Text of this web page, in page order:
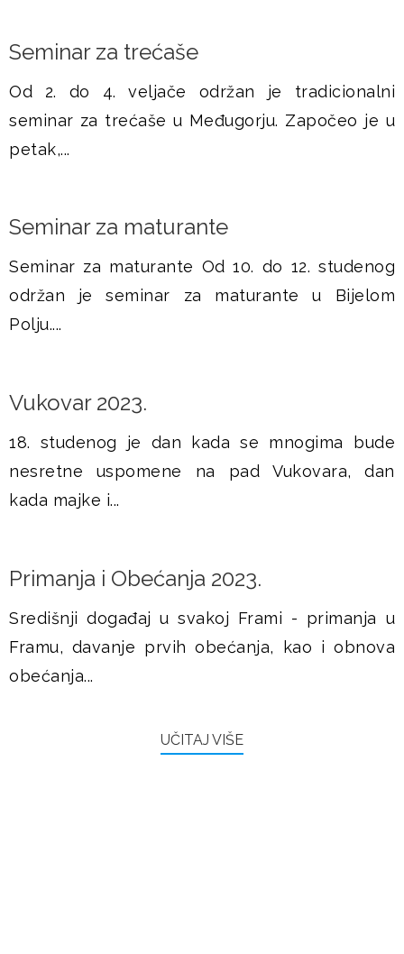
Seminar za trećaše
Od 2. do 4. veljače održan je tradicionalni
seminar za trećaše u Međugorju. Započeo je u
petak,...
Seminar za maturante
Seminar za maturante Od 10. do 12. studenog
održan je seminar za maturante u Bijelom
Polju....
Vukovar 2023.
18. studenog je dan kada se mnogima bude
nesretne uspomene na pad Vukovara, dan
kada majke i...
Primanja i Obećanja 2023.
Središnji događaj u svakoj Frami - primanja u
Framu, davanje prvih obećanja, kao i obnova
obećanja...
UČITAJ VIŠE